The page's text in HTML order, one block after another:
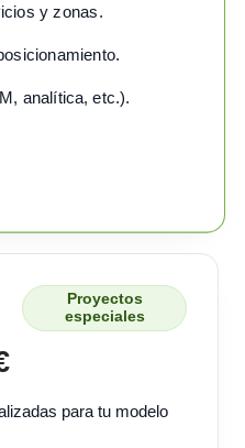
y zonas.
analítica, etc.).
Proyectos
especiales
para tu modelo